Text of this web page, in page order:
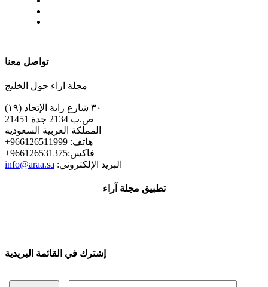
تواصل معنا
مجلة اراء حول الخليج
٣٠ شارع راية الإتحاد (١٩)
ص.ب 2134 جدة 21451
المملكة العربية السعودية
+هاتف: 966126511999
+فاكس:966126531375
info@araa.sa :البريد الإلكتروني
تطبيق مجلة آراء
إشترك في القائمة البريدية